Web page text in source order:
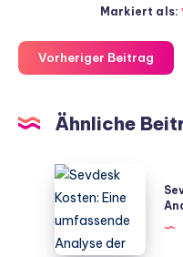
Markiert als:
Vorheriger Beitrag
Ähnliche
Sevdesk
Kosten:
Eine
umfassende